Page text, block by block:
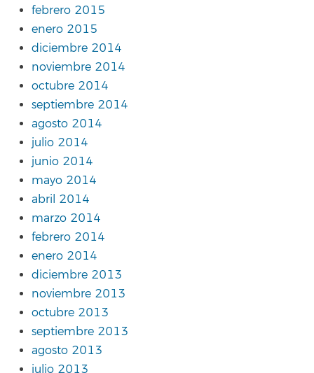
febrero 2015
enero 2015
diciembre 2014
noviembre 2014
octubre 2014
septiembre 2014
agosto 2014
julio 2014
junio 2014
mayo 2014
abril 2014
marzo 2014
febrero 2014
enero 2014
diciembre 2013
noviembre 2013
octubre 2013
septiembre 2013
agosto 2013
julio 2013